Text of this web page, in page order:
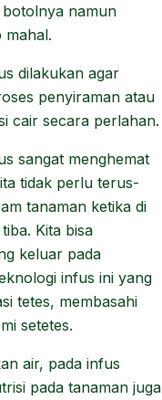
namun
mahal.
dilakukan agar
penyiraman atau
cair secara perlahan.
sangat menghemat
tidak perlu terus-
tanaman ketika di
Kita bisa
keluar pada
infus ini yang
tetes, membasahi
setetes.
air, pada infus
pada tanaman juga